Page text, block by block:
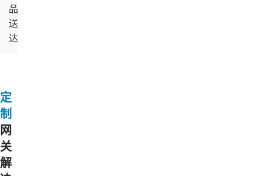
品
送
达
定
制
网
关
解